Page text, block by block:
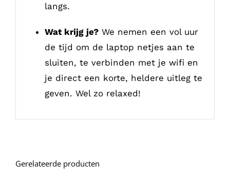
langs.
Wat krijg je?We nemen een vol uur
de tijd om de laptop netjes aan te
sluiten, te verbinden met je wifi en
je direct een korte, heldere uitleg te
geven. Wel zo relaxed!
Gerelateerde producten